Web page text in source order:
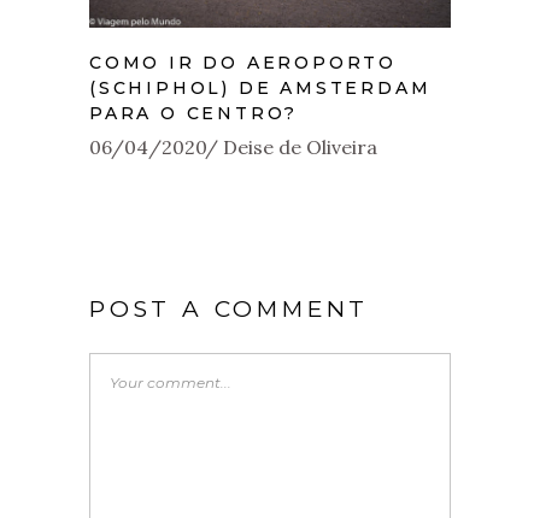
COMO IR DO AEROPORTO
(SCHIPHOL) DE AMSTERDAM
PARA O CENTRO?
06/04/2020 Deise de Oliveira
POST A COMMENT